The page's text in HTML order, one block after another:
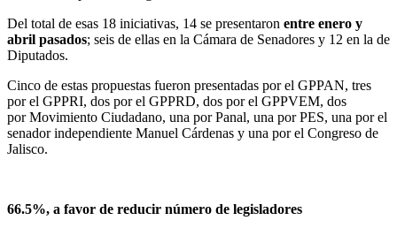
Del total de esas 18 iniciativas, 14 se presentaron entre enero y
abril pasados; seis de ellas en la Cámara de Senadores y 12 en la de
Diputados.
Cinco de estas propuestas fueron presentadas por el GPPAN, tres
por el GPPRI, dos por el GPPRD, dos por el GPPVEM, dos
por Movimiento Ciudadano, una por Panal, una por PES, una por el
senador independiente Manuel Cárdenas y una por el Congreso de
Jalisco.
66.5%, a favor de reducir número de legisladores